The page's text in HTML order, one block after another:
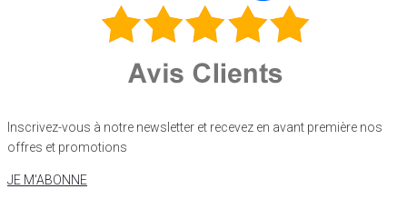
Inscrivez-vous à notre newsletter et recevez en avant première nos
offres et promotions
JE M'ABONNE